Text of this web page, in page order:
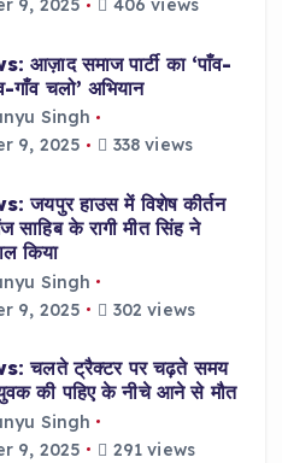
9, 2025
406 views
आज़ाद समाज पार्टी का ‘पाँव-
गाँव चलो’ अभियान
Singh
9, 2025
338 views
जयपुर हाउस में विशेष कीर्तन
साहिब के रागी मीत सिंह ने
किया
Singh
9, 2025
302 views
चलते ट्रैक्टर पर चढ़ते समय
की पहिए के नीचे आने से मौत
Singh
9, 2025
291 views